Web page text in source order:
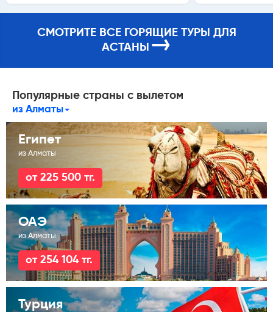
СМОТРИТЕ ВСЕ ГОРЯЩИЕ ТУРЫ ДЛЯ
АСТАНЫ →
Популярные страны с вылетом
из Алматы
Египет
из Алматы
от 225 500 тг.
ОАЭ
из Алматы
от 254 104 тг.
Турция